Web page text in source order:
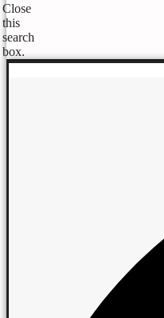
Close
this
search
box.